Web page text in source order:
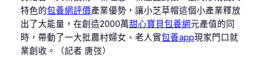
特色的包養網評價產業優勢，讓小芝草帽這個小產業釋放
出了大能量，在創造2000萬甜心寶貝包養網元產值的同
時，帶動了一大批農村婦女、老人實包養app現家門口就
業創收。（記者 唐弢）